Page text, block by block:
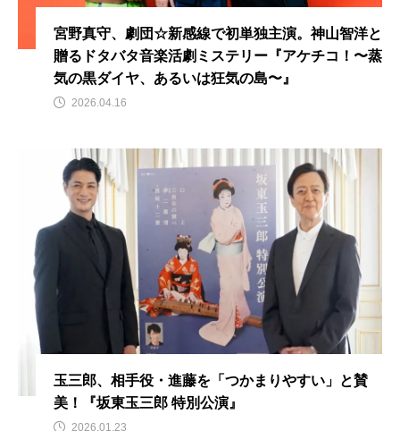
宮野真守、劇団☆新感線で初単独主演。神山智洋と
贈るドタバタ音楽活劇ミステリー『アケチコ！〜蒸
気の黒ダイヤ、あるいは狂気の島〜』
2026.04.16
玉三郎、相手役・進藤を「つかまりやすい」と賛
美！『坂東玉三郎 特別公演』
2026.01.23